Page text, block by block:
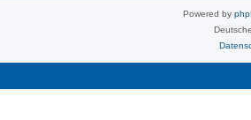
Powered by